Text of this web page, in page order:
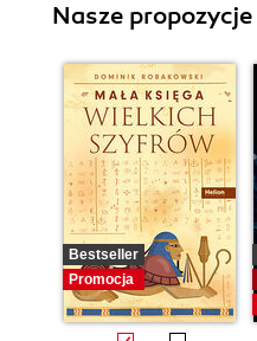
Nasze
Bestseller
Promocja